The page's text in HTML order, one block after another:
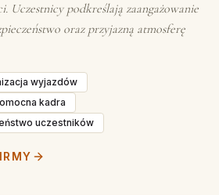
Uczestnicy podkreślają zaangażowanie
oraz przyjazną atmosferę
wyjazdów
kadra
uczestników